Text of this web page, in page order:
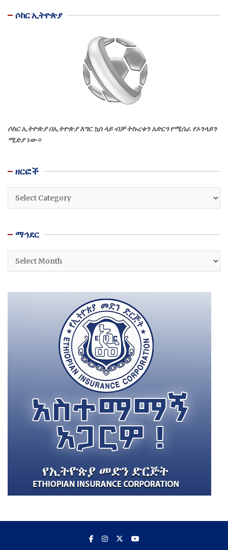
ሶከር ኢትዮጵያ
ሶከር ኢትዮጵያ በኢትዮጵያ እግር ኳስ ላይ ብቻ ትኩረቱን አድርጎ የሚሰራ የኦንላይን
ሚድያ ነው።
ዘርፎች
ዘርፎች
ማኅደር
ማኅደር